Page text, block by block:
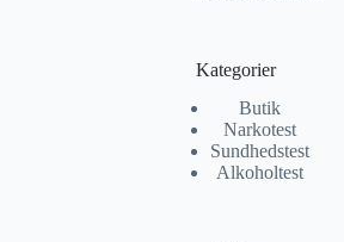
Kategorier
Butik
Narkotest
Sundhedstest
Alkoholtest